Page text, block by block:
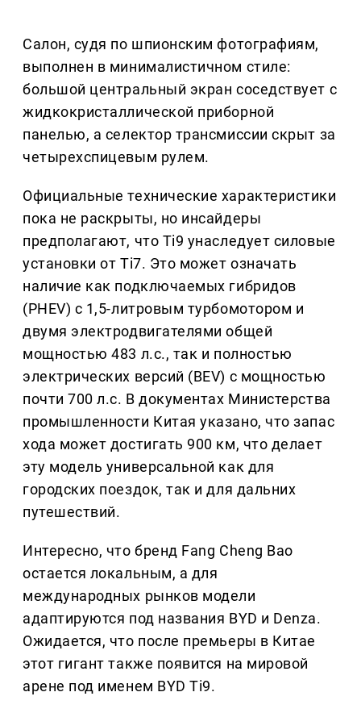
Салон, судя по шпионским фотографиям,
выполнен в минималистичном стиле:
большой центральный экран соседствует с
жидкокристаллической приборной
панелью, а селектор трансмиссии скрыт за
четырехспицевым рулем.
Официальные технические характеристики
пока не раскрыты, но инсайдеры
предполагают, что Ti9 унаследует силовые
установки от Ti7. Это может означать
наличие как подключаемых гибридов
(PHEV) с 1,5-литровым турбомотором и
двумя электродвигателями общей
мощностью 483 л.с., так и полностью
электрических версий (BEV) с мощностью
почти 700 л.с. В документах Министерства
промышленности Китая указано, что запас
хода может достигать 900 км, что делает
эту модель универсальной как для
городских поездок, так и для дальних
путешествий.
Интересно, что бренд Fang Cheng Bao
остается локальным, а для
международных рынков модели
адаптируются под названия BYD и Denza.
Ожидается, что после премьеры в Китае
этот гигант также появится на мировой
арене под именем BYD Ti9.